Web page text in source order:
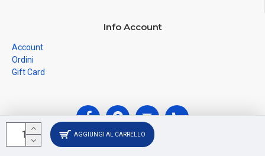
AGGIUNGI AL CARRELLO
Info Account
Account
Ordini
Gift Card